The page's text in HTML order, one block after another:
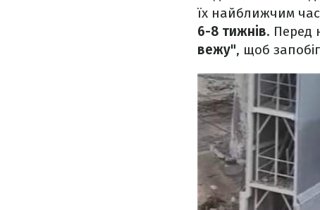
їх найближчим
6-8 тижнів. Перед
вежу", щоб